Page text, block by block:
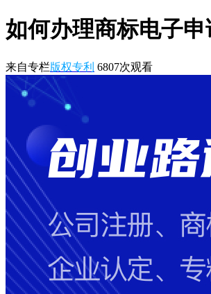
如何办理商标电子申
来自专栏版权专利 6807次观看